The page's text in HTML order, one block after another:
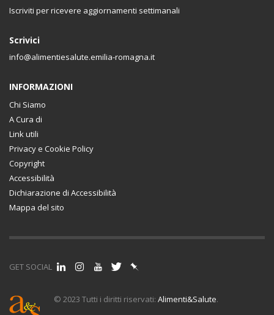
Iscriviti per ricevere aggiornamenti settimanali
Scrivici
info@alimentiesalute.emilia-romagna.it
INFORMAZIONI
Chi Siamo
A Cura di
Link utili
Privacy e Cookie Policy
Copyright
Accessibilità
Dichiarazione di Accessibilità
Mappa del sito
GET SOCIAL
© 2023 Tutti i diritti riservati: Alimenti&Salute.